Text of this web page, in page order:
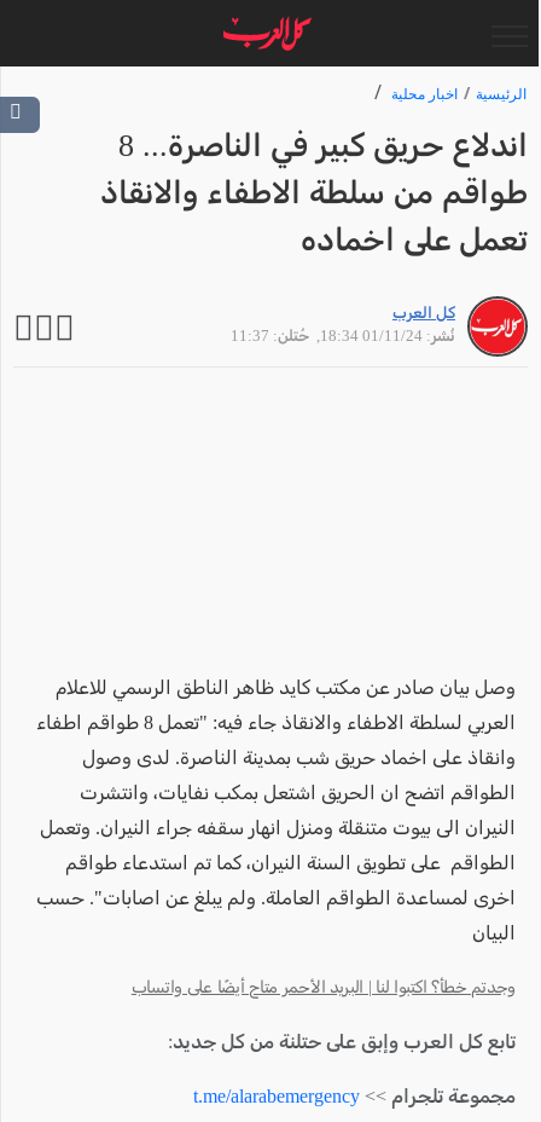
الرئيسية اخبار محلية
اندلاع حريق كبير في الناصرة... 8
طواقم من سلطة الاطفاء والانقاذ
تعمل على اخماده
كل العرب
نُشر: 01/11/24 18:34
, حُتلن: 11:37
وصل بيان صادر عن مكتب كايد ظاهر الناطق الرسمي للاعلام
العربي لسلطة الاطفاء والانقاذ جاء فيه: "تعمل 8 طواقم اطفاء
وانقاذ على اخماد حريق شب بمدينة الناصرة. لدى وصول
الطواقم اتضح ان الحريق اشتعل بمكب نفايات، وانتشرت
النيران الى بيوت متنقلة ومنزل انهار سقفه جراء النيران. وتعمل
الطواقم على تطويق السنة النيران، كما تم استدعاء طواقم
اخرى لمساعدة الطواقم العاملة. ولم يبلغ عن اصابات". حسب
البيان
وجدتم خطأ؟ اكتبوا لنا | البريد الأحمر متاح أيضًا على واتساب
تابع كل العرب وإبق على حتلنة من كل جديد:
مجموعة تلجرام >> t.me/alarabemergency